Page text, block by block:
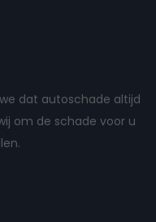
dat autoschade altijd
om de schade voor u